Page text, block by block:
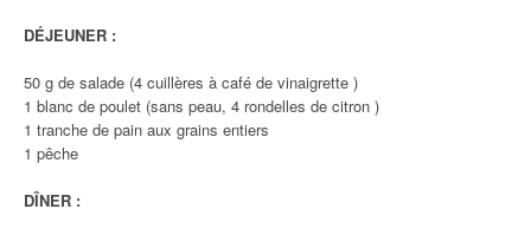
DÉJEUNER :
50 g de salade (4 cuillères à café de vinaigrette )
1 blanc de poulet (sans peau, 4 rondelles de citron )
1 tranche de pain aux grains entiers
1 pêche
DÎNER :